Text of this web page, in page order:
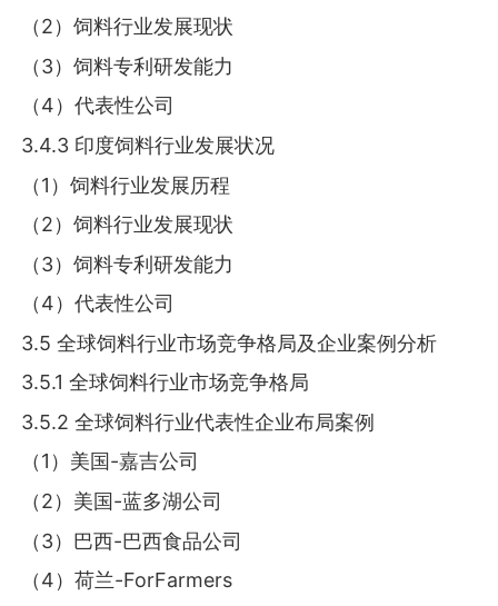
（2）饲料行业发展现状
（3）饲料专利研发能力
（4）代表性公司
3.4.3 印度饲料行业发展状况
（1）饲料行业发展历程
（2）饲料行业发展现状
（3）饲料专利研发能力
（4）代表性公司
3.5 全球饲料行业市场竞争格局及企业案例分析
3.5.1 全球饲料行业市场竞争格局
3.5.2 全球饲料行业代表性企业布局案例
（1）美国-嘉吉公司
（2）美国-蓝多湖公司
（3）巴西-巴西食品公司
（4）荷兰-ForFarmers